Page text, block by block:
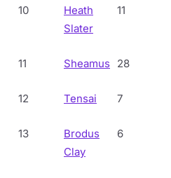
10
Heath
Slater
11
11 Sheamus 28
12 Tensai 7
13
Brodus
Clay
6